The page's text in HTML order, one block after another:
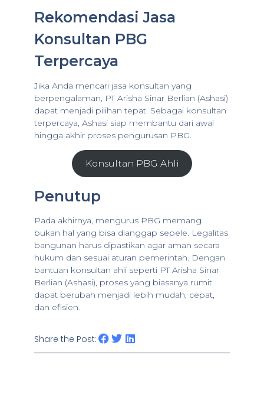
Rekomendasi Jasa
Konsultan PBG
Terpercaya
Jika Anda mencari jasa konsultan yang
berpengalaman, PT Arisha Sinar Berlian (Ashasi)
dapat menjadi pilihan tepat. Sebagai konsultan
terpercaya, Ashasi siap membantu dari awal
hingga akhir proses pengurusan PBG.
Konsultan PBG Ahli
Penutup
Pada akhirnya, mengurus PBG memang
bukan hal yang bisa dianggap sepele. Legalitas
bangunan harus dipastikan agar aman secara
hukum dan sesuai aturan pemerintah. Dengan
bantuan konsultan ahli seperti PT Arisha Sinar
Berlian (Ashasi), proses yang biasanya rumit
dapat berubah menjadi lebih mudah, cepat,
dan efisien.
Share the Post: